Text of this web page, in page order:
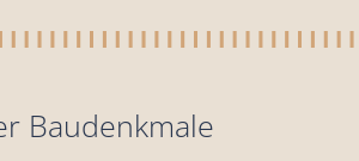
Baudenkmale